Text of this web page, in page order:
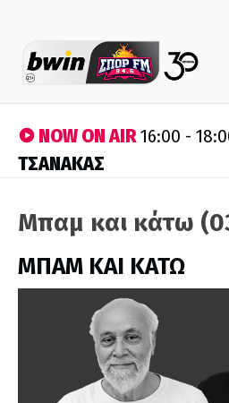
NOW ON AIR16:00 -
ΤΣΑΝΑΚΑΣ
Μπαμ και κάτω
ΜΠΑΜ ΚΑΙ ΚΑΤΩ